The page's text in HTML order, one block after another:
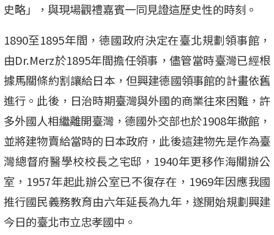
史略」，與現場觀禮嘉賓一同見證這歷史性的時刻。
1890至1895年間，德國政府決定在臺北規劃領事館，
由Dr.Merz於1895年間擔任領事，儘管當時臺灣已經根
據馬關條約割讓給日本，但興建德國領事館的計畫依舊
進行。此後，日治時期臺灣與外國的商業往來困難，許
多外國人相繼離開臺灣，德國外交部也於1908年撤館，
並將建物賣給當時的日本政府，此後這建物先是作為臺
灣總督府醫學校校長之宅邸，1940年更移作海關辦公
室，1957年起此辦公室已不復存在，1969年因應我國
推行國民義務教育由六年延長為九年，遂開始規劃興建
今日的臺北市立忠孝國中。